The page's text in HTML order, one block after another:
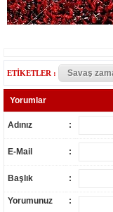
ETİKETLER : Savaş
Yorumlar
Adınız :
E-Mail :
Başlık :
Yorumunuz :